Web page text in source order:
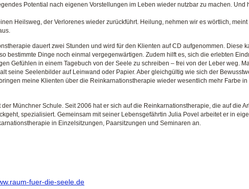
Potential nach eigenen Vorstellungen im Leben wieder nutzbar zu machen. Und
Heilsweg, der Verlorenes wieder zurückführt. Heilung, nehmen wir es wörtlich, meint
dauert zwei Stunden und wird für den Klienten auf CD aufgenommen. Diese
bestimmte Dinge noch einmal vergegenwärtigen. Zudem hilft es, sich die erlebten
Gefühlen in einem Tagebuch von der Seele zu schreiben – frei von der Leber weg.
seine Seelenbilder auf Leinwand oder Papier. Aber gleichgültig wie sich der
meine Klienten über die Reinkarnationstherapie wieder wesentlich mehr Farbe
Münchner Schule. Seit 2006 hat er sich auf die Reinkarnationstherapie, die auf die
spezialisiert. Gemeinsam mit seiner Lebensgefährtin Julia Povel arbeitet er in
in Einzelsitzungen, Paarsitzungen und Seminaren an.
fuer-die-seele.de